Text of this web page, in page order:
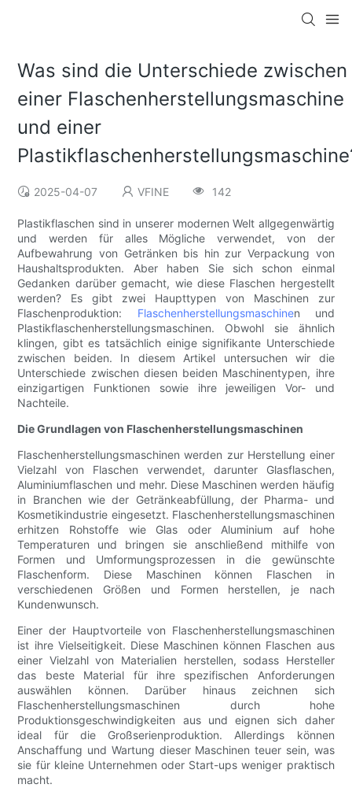
Was sind die Unterschiede zwischen
einer Flaschenherstellungsmaschine
und einer
2025-04-07 VFINE 142
Plastikflaschen sind in unserer modernen Welt allgegenwärtig
und werden für alles Mögliche verwendet, von der
Aufbewahrung von Getränken bis hin zur Verpackung von
Haushaltsprodukten. Aber haben Sie sich schon einmal
Gedanken darüber gemacht, wie diese Flaschen hergestellt
werden? Es gibt zwei Haupttypen von Maschinen zur
Flaschenproduktion: Flaschenherstellungsmaschinen und
Plastikflaschenherstellungsmaschinen. Obwohl sie ähnlich
klingen, gibt es tatsächlich einige signifikante Unterschiede
zwischen beiden. In diesem Artikel untersuchen wir die
Unterschiede zwischen diesen beiden Maschinentypen, ihre
einzigartigen Funktionen sowie ihre jeweiligen Vor- und
Nachteile.
Die Grundlagen von Flaschenherstellungsmaschinen
Flaschenherstellungsmaschinen werden zur Herstellung einer
Vielzahl von Flaschen verwendet, darunter Glasflaschen,
Aluminiumflaschen und mehr. Diese Maschinen werden häufig
in Branchen wie der Getränkeabfüllung, der Pharma- und
Kosmetikindustrie eingesetzt. Flaschenherstellungsmaschinen
erhitzen Rohstoffe wie Glas oder Aluminium auf hohe
Temperaturen und bringen sie anschließend mithilfe von
Formen und Umformungsprozessen in die gewünschte
Flaschenform. Diese Maschinen können Flaschen in
verschiedenen Größen und Formen herstellen, je nach
Kundenwunsch.
Einer der Hauptvorteile von Flaschenherstellungsmaschinen
ist ihre Vielseitigkeit. Diese Maschinen können Flaschen aus
einer Vielzahl von Materialien herstellen, sodass Hersteller
das beste Material für ihre spezifischen Anforderungen
auswählen können. Darüber hinaus zeichnen sich
Flaschenherstellungsmaschinen durch hohe
Produktionsgeschwindigkeiten aus und eignen sich daher
ideal für die Großserienproduktion. Allerdings können
Anschaffung und Wartung dieser Maschinen teuer sein, was
sie für kleine Unternehmen oder Start-ups weniger praktisch
macht.